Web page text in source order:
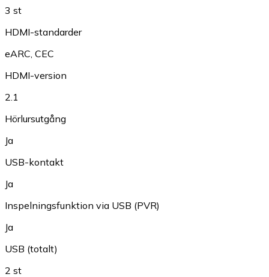
3 st
HDMI-standarder
eARC CEC
HDMI-version
2.1
Hörlursutgång
Ja
USB-kontakt
Ja
Inspelningsfunktion via USB (PVR)
Ja
USB (totalt)
2 st